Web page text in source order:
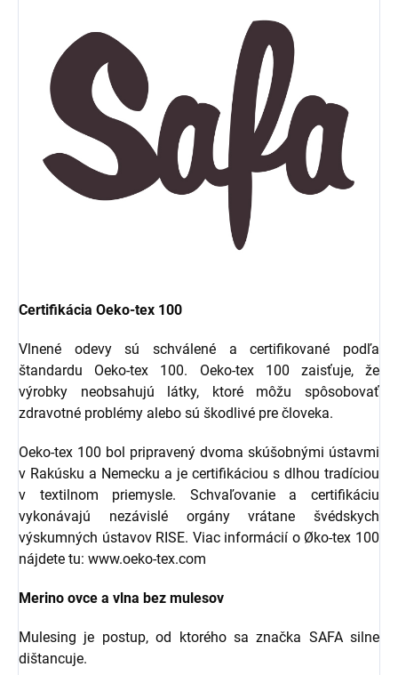
Certifikácia Oeko-tex 100
Vlnené odevy sú schválené a certifikované podľa
štandardu Oeko-tex 100. Oeko-tex 100 zaisťuje, že
výrobky neobsahujú látky, ktoré môžu spôsobovať
zdravotné problémy alebo sú škodlivé pre človeka.
Oeko-tex 100 bol pripravený dvoma skúšobnými ústavmi
v Rakúsku a Nemecku a je certifikáciou s dlhou tradíciou
v textilnom priemysle. Schvaľovanie a certifikáciu
vykonávajú nezávislé orgány vrátane švédskych
výskumných ústavov RISE. Viac informácií o Øko-tex 100
nájdete tu: www.oeko-tex.com
Merino ovce a vlna bez mulesov
Mulesing je postup, od ktorého sa značka SAFA silne
dištancuje.